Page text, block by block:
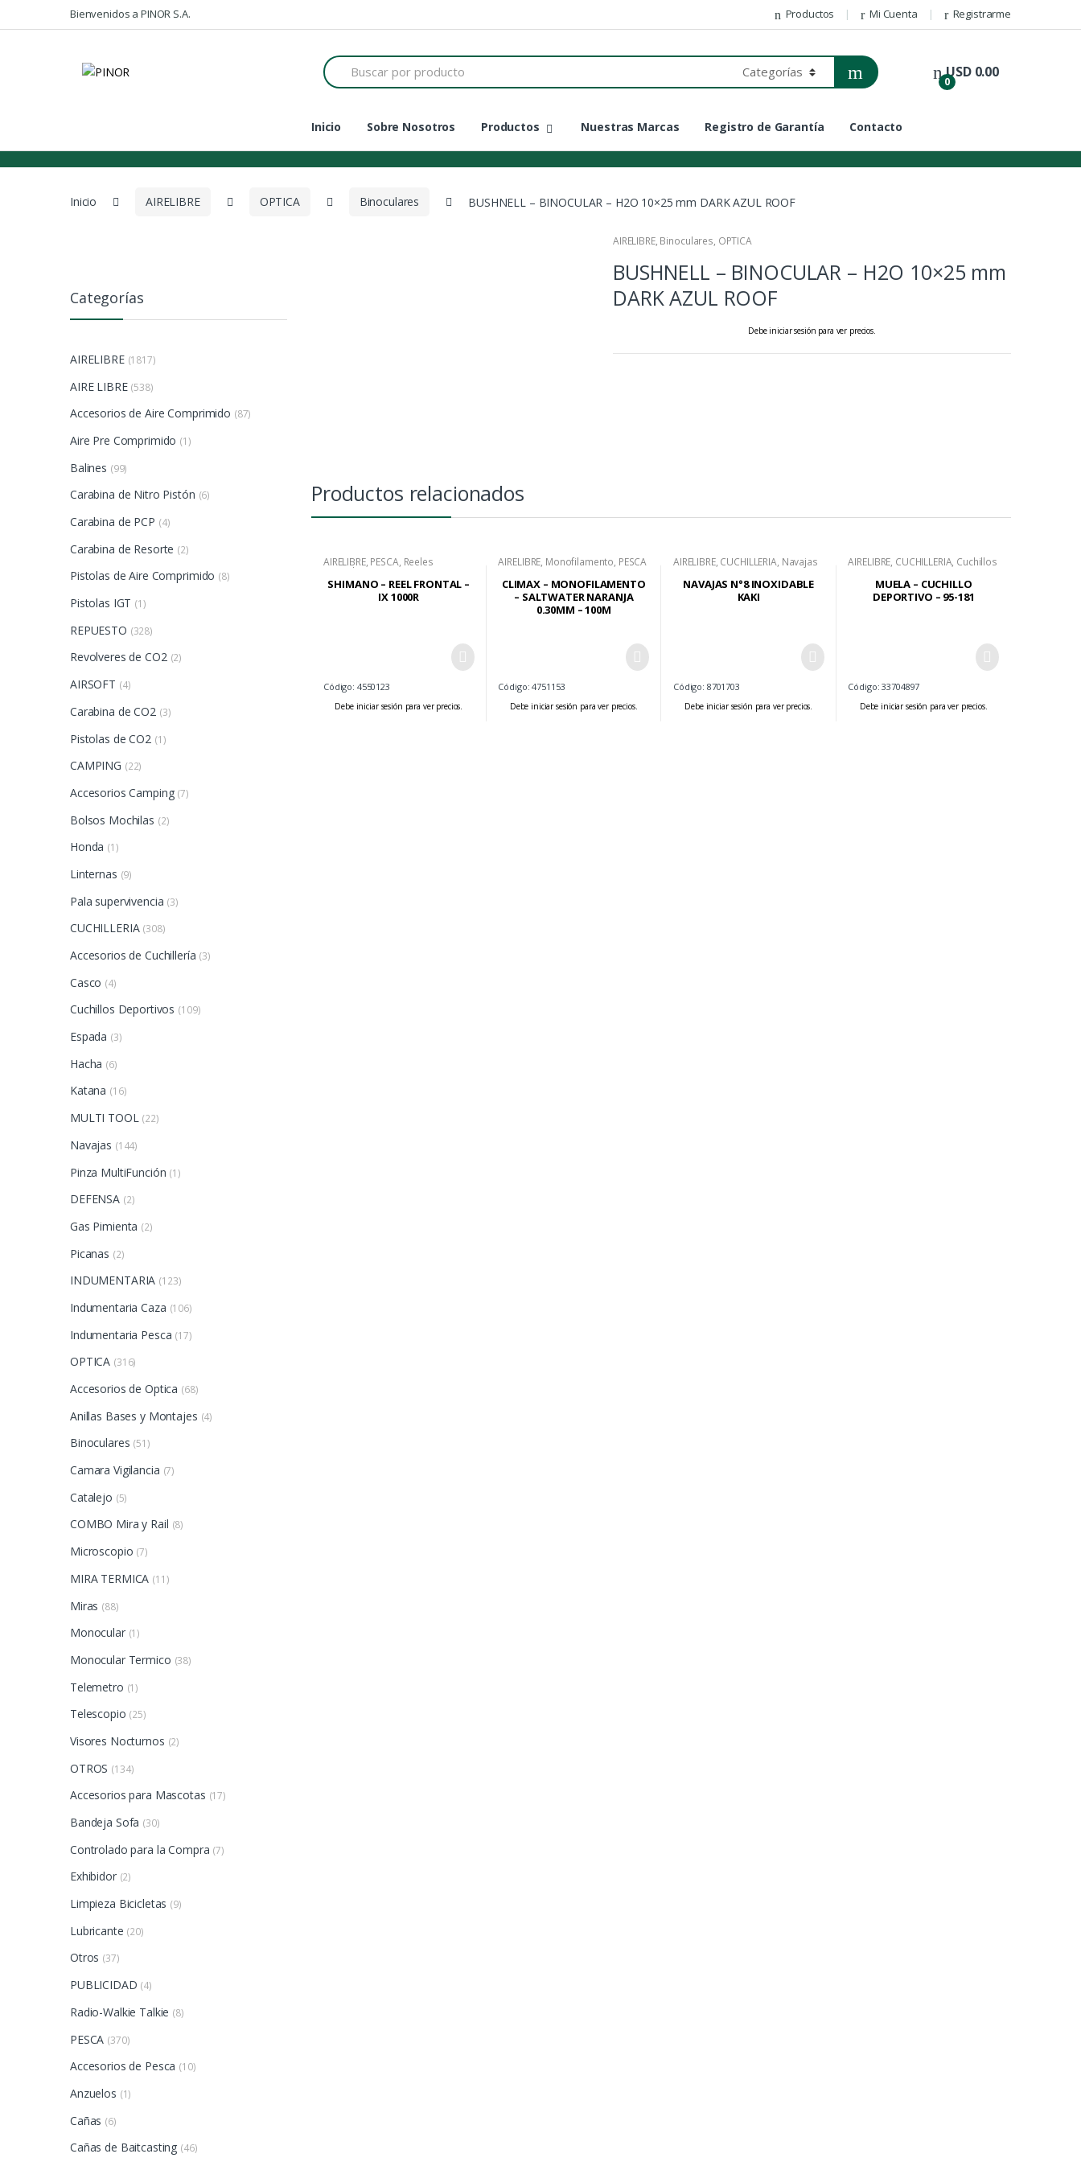
Skip to navigation
Skip to contentBienvenidos a PINOR S.A. Productos Mi Cuenta Registrarme
S
e
a
c
h
f
0
USD 0.00
Inicio Sobre Nosotros Productos Nuestras Marcas Registro de Garantía Contacto
Inicio AIRELIBRE OPTICA Binoculares BUSHNELL – BINOCULAR – H2O 10×25 mm DARK AZUL ROOF
AIRELIBRE, Binoculares, OPTICA
BUSHNELL – BINOCULAR – H2O 10×25 mm
DARK AZUL ROOF
Debe iniciar sesión para ver precios.
Productos relacionados
AIRELIBRE, PESCA, Reeles
Frontales
SHIMANO – REEL FRONTAL –
IX 1000R
Código: 4550123
Debe iniciar sesión para ver precios.
AIRELIBRE, Monofilamento, PESCA
CLIMAX – MONOFILAMENTO
– SALTWATER NARANJA
0.30MM – 100M
Código: 4751153
Debe iniciar sesión para ver precios.
AIRELIBRE, CUCHILLERIA, Navajas
NAVAJAS N°8 INOXIDABLE
KAKI
Código: 8701703
Debe iniciar sesión para ver precios.
AIRELIBRE, CUCHILLERIA, Cuchillos
Deportivos
MUELA – CUCHILLO
DEPORTIVO – 95-181
Código: 33704897
Debe iniciar sesión para ver precios.
Categorías
AIRELIBRE (1817)
AIRE LIBRE (538)
Accesorios de Aire Comprimido (87)
Aire Pre Comprimido (1)
Balines (99)
Carabina de Nitro Pistón (6)
Carabina de PCP (4)
Carabina de Resorte (2)
Pistolas de Aire Comprimido (8)
Pistolas IGT (1)
REPUESTO (328)
Revolveres de CO2 (2)
AIRSOFT (4)
Carabina de CO2 (3)
Pistolas de CO2 (1)
CAMPING (22)
Accesorios Camping (7)
Bolsos Mochilas (2)
Honda (1)
Linternas (9)
Pala supervivencia (3)
CUCHILLERIA (308)
Accesorios de Cuchillería (3)
Casco (4)
Cuchillos Deportivos (109)
Espada (3)
Hacha (6)
Katana (16)
MULTI TOOL (22)
Navajas (144)
Pinza MultiFunción (1)
DEFENSA (2)
Gas Pimienta (2)
Picanas (2)
INDUMENTARIA (123)
Indumentaria Caza (106)
Indumentaria Pesca (17)
OPTICA (316)
Accesorios de Optica (68)
Anillas Bases y Montajes (4)
Binoculares (51)
Camara Vigilancia (7)
Catalejo (5)
COMBO Mira y Rail (8)
Microscopio (7)
MIRA TERMICA (11)
Miras (88)
Monocular (1)
Monocular Termico (38)
Telemetro (1)
Telescopio (25)
Visores Nocturnos (2)
OTROS (134)
Accesorios para Mascotas (17)
Bandeja Sofa (30)
Controlado para la Compra (7)
Exhibidor (2)
Limpieza Bicicletas (9)
Lubricante (20)
Otros (37)
PUBLICIDAD (4)
Radio-Walkie Talkie (8)
PESCA (370)
Accesorios de Pesca (10)
Anzuelos (1)
Cañas (6)
Cañas de Baitcasting (46)